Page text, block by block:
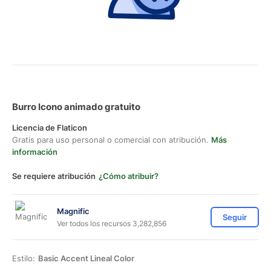
Burro Icono animado gratuito
Licencia de Flaticon
Gratis para uso personal o comercial con atribución. Más
información
Se requiere atribución ¿Cómo atribuir?
Magnific
Ver todos los recursos 3,282,856
Seguir
Estilo: Basic Accent Lineal Color